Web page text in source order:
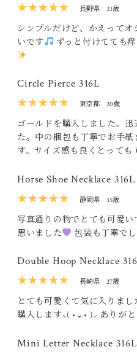
★★★★★
長野県 23歳
シンプルだけど、かえってオ
いです
ずっと付けてても
Circle Pierce 316L
★★★★★
東京都 20歳
ゴールドを購入しました。
た。中の梱包も丁寧でお手
す。サイズ感も良くとっても
Horse Shoe Necklace
★★★★★
静岡県 35歳
写真通りの物でとても可愛
思いました
包装も丁寧で
Double Hoop Necklace
★★★★★
長崎県 27歳
とても可愛くて気に入りま
購入します‪⸜( •⌄• )⸝‬ ありがと
Mini Letter Necklace 316L